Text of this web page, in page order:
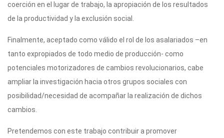
coerción en el lugar de trabajo, la apropiación de los resultados
de la productividad y la exclusión social.
Finalmente, aceptado como válido el rol de los asalariados –en
tanto expropiados de todo medio de producción- como
potenciales motorizadores de cambios revolucionarios, cabe
ampliar la investigación hacia otros grupos sociales con
posibilidad/necesidad de acompañar la realización de dichos
cambios.
Pretendemos con este trabajo contribuir a promover